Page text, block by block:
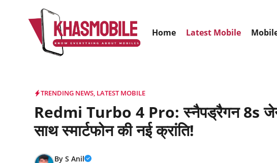
Home Latest Mobile
TRENDING NEWS, LATEST MOBILE
Redmi Turbo 4 Pro: स्नैपड्रैगन 8s
साथ स्मार्टफोन की नई क्रांति!
By S Anil